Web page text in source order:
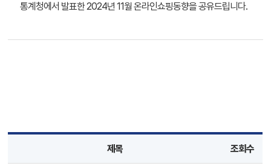
통계청에서 발표한 2024년 11월 온라인쇼핑동향을 공유드립니다.
제목 조회수